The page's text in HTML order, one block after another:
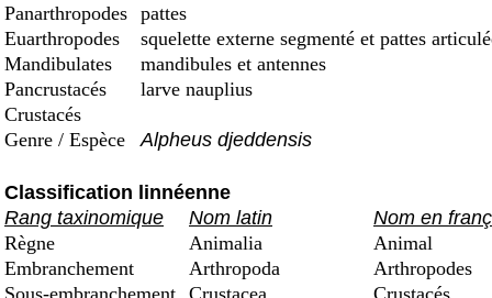
Panarthropodes pattes
Euarthropodes
squelette externe segmenté et pattes
Mandibulates
mandibules et antennes
Pancrustacés
larve nauplius
Crustacés
Genre / Espèce
Alpheus djeddensis
Classification linnéenne
Rang taxinomique
Nom latin
Nom en
Règne
Animalia
Animal
Embranchement
Arthropoda
Arthropodes
Sous-embranchement Crustacea
Crustacés